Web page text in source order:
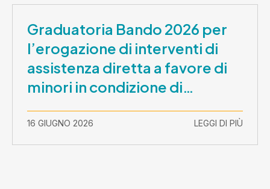
Graduatoria Bando 2026 per
l’erogazione di interventi di
assistenza diretta a favore di
minori in condizione di
disabilità con necessità di
sostegno elevato e molto
elevato (Misura B2) per
16 GIUGNO 2026 LEGGI DI PIÙ